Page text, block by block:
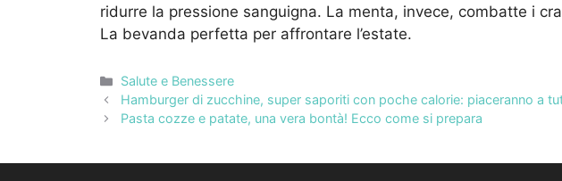
ridurre la pressione sanguigna. La menta, invece, combatte i
La bevanda perfetta per affrontare l’estate.
Categorie
Salute e Benessere
Hamburger di zucchine, super saporiti con poche calorie: piaceranno a
Pasta cozze e patate, una vera bontà! Ecco come si prepara